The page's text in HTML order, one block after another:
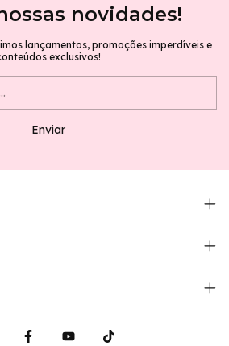
novidades!
lançamentos, promoções imperdíveis e
exclusivos!